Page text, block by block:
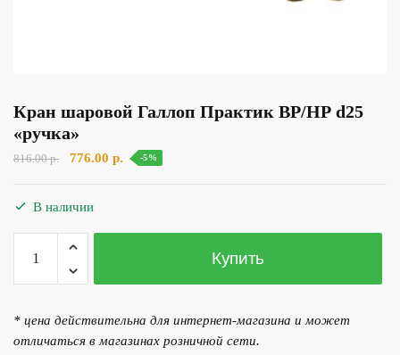
Кран шаровой Галлоп Практик ВР/НР d25
«ручка»
816.00р.
Первоначальная
776.00 р. Текущая
-5%
В наличии
Количество
товара
Кран
Галлоп
Практик
Купить
* цена действительна для интернет-магазина и может
отличаться в магазинах розничной сети.